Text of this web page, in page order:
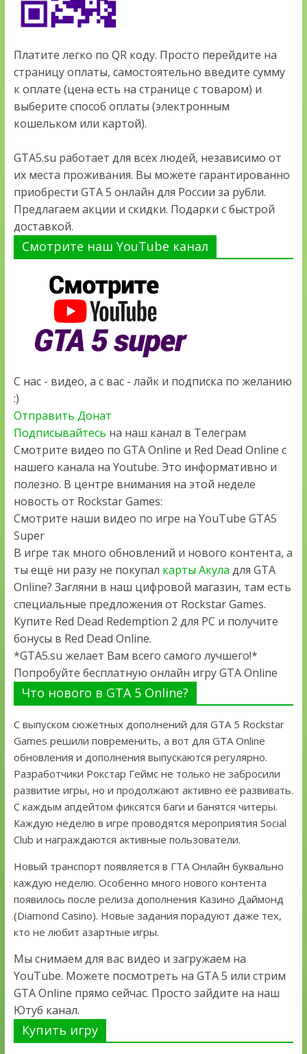
Платите легко по QR коду. Просто перейдите на
страницу оплаты, самостоятельно введите сумму
к оплате (цена есть на странице с товаром) и
выберите способ оплаты (электронным
кошельком или картой).
GTA5.su работает для всех людей, независимо от
их места проживания. Вы можете гарантированно
приобрести GTA 5 онлайн для России за рубли.
Предлагаем акции и скидки. Подарки с быстрой
доставкой.
Смотрите наш YouTube канал
С нас - видео, а с вас - лайк и подписка по желанию
:)
Отправить Донат
Подписывайтесь на наш канал в Телеграм
Смотрите видео по GTA Online и Red Dead Online с
нашего канала на Youtube. Это информативно и
полезно. В центре внимания на этой неделе
новость от Rockstar Games:
Смотрите наши видео по игре на YouTube GTA5
Super
В игре так много обновлений и нового контента, а
ты ещё ни разу не покупал карты Акула для GTA
Online? Загляни в наш цифровой магазин, там есть
специальные предложения от Rockstar Games.
Купите Red Dead Redemption 2 для PC и получите
бонусы в Red Dead Online.
*GTA5.su желает Вам всего самого лучшего!*
Попробуйте бесплатную онлайн игру GTA Online
Что нового в GTA 5 Online?
С выпуском сюжетных дополнений для GTA 5 Rockstar
Games решили повременить, а вот для GTA Online
обновления и дополнения выпускаются регулярно.
Разработчики Рокстар Геймс не только не забросили
развитие игры, но и продолжают активно её развивать.
С каждым апдейтом фиксятся баги и банятся читеры.
Каждую неделю в игре проводятся мероприятия Social
Club и награждаются активные пользователи.
Новый транспорт появляется в ГТА Онлайн буквально
каждую неделю. Особенно много нового контента
появилось после релиза дополнения Казино Даймонд
(Diamond Casino). Новые задания порадуют даже тех,
кто не любит азартные игры.
Мы снимаем для вас видео и загружаем на
YouTube. Можете посмотреть на GTA 5 или стрим
GTA Online прямо сейчас. Просто зайдите на наш
Ютуб канал.
Купить игру